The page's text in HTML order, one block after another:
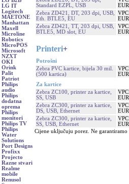
LG IT
Logitech
MAETONE
Manhattan
Maxell
Microline
Robotics
MicroPOS
Microsoft
NZXT
OKI
Orink
Palit
Patriot
Philips
audio
Philips
dodatna
oprema
Philips
monitori
Philips TV
Philips
Water
Solutions
Port Designs
Profixx
Projecto
Razne stvari
Realme
mobile
Renusol
Standard EZPL, USB
EUR
Zebra ZD421, DT, 203 dpi, USB,
Eth. BTLE5, EU
EUR
Zebra ZD421, TT, 203 dpi, USB,
BTLE5, MD slot, EU
EUR
Printeri+
Potrošni
Zebra PVC kartice, bijela 30 mil.
(500 kartica)
EUR
Za kartice
Zebra ZC100, printer za kartice,
SS, USB
EUR
Zebra ZC300, printer za kartice,
DS, USB, Ethernet
EUR
Zebra ZC300, printer za kartice,
SS, USB, Ethernet
EUR
Cijene uključuju porez. Ne